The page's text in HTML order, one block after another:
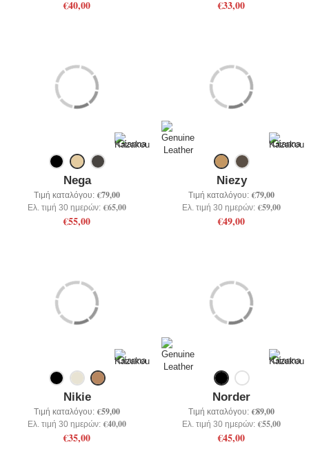
€40,00 €33,00
Nega
Τιμή καταλόγου: €79,00
Ελ. τιμή 30 ημερών: €65,00
€55,00
Niezy
Τιμή καταλόγου: €79,00
Ελ. τιμή 30 ημερών: €59,00
€49,00
Nikie
Τιμή καταλόγου: €59,00
Ελ. τιμή 30 ημερών: €40,00
€35,00
Norder
Τιμή καταλόγου: €89,00
Ελ. τιμή 30 ημερών: €55,00
€45,00